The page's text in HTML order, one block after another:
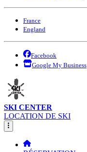
France
England
Facebook
Google My Business
SKI CENTER
LOCATION DE SKI